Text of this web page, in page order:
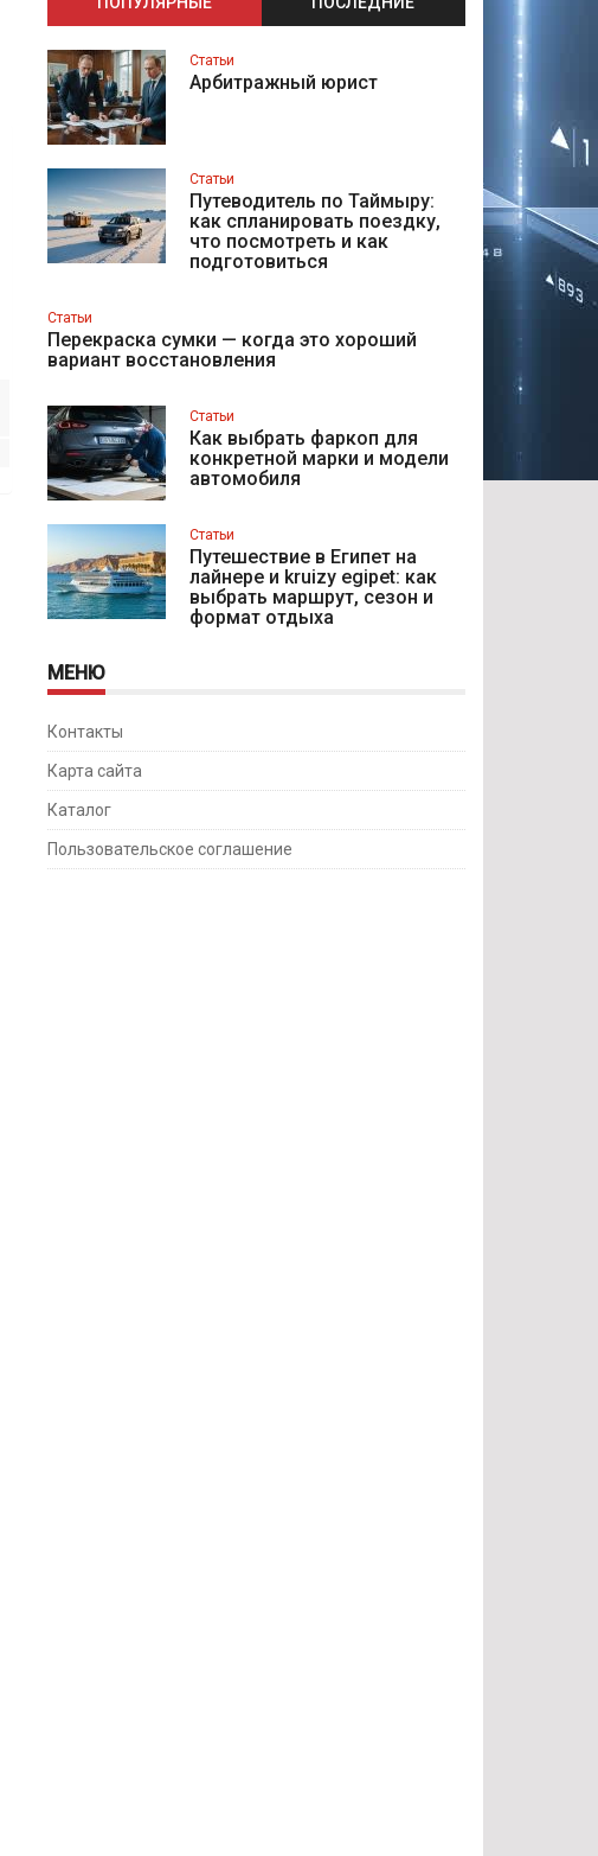
Статьи
Арбитражный юрист
Статьи
Путеводитель по Таймыру:
как спланировать поездку,
что посмотреть и как
подготовиться
Статьи
Перекраска сумки — когда это хороший
вариант восстановления
Статьи
Как выбрать фаркоп для
конкретной марки и модели
автомобиля
Статьи
Путешествие в Египет на
лайнере и kruizy egipet: как
выбрать маршрут, сезон и
формат отдыха
МЕНЮ
Контакты
Карта сайта
Каталог
Пользовательское соглашение